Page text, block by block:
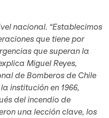
nacional. “Establecimos
que tiene por
que superan la
Miguel Reyes,
de Bomberos de Chile
institución en 1966,
del incendio de
una lección clave, los